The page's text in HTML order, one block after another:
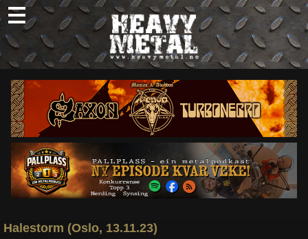
Skip
to
content
Nyheter
Omtaler
Intervjuer
Om oss
Abonner
Søk
Halestorm (Oslo, 13.11.23)